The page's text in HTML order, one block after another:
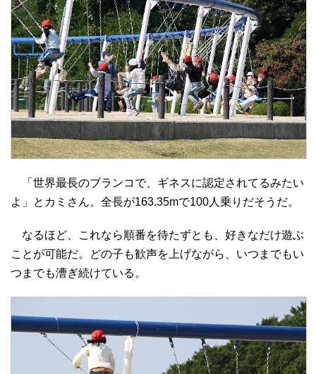
「世界最長のブランコで、ギネスに認定されてるみたい
よ」とカミさん。全長が163.35mで100人乗りだそうだ。
なるほど、これなら順番を待たずとも、好きなだけ遊ぶ
ことが可能だ。どの子も歓声を上げながら、いつまでもい
つまでも漕ぎ続けている。